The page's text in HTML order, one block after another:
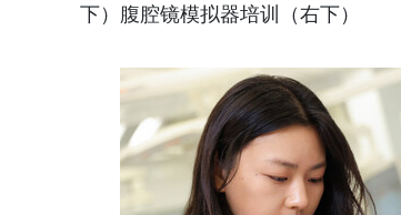
下）腹腔镜模拟器培训（右下）